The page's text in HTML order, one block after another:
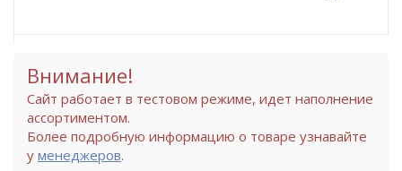
Внимание!
Сайт работает в тестовом режиме, идет наполнение
ассортиментом.
Более подробную информацию о товаре узнавайте
у менеджеров.